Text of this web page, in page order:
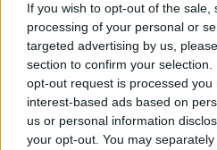
If you wish to opt-out of the
processing of your personal or
targeted advertising by us,
section to confirm your
opt-out request is processed you
interest-based ads based on
us or personal information
your opt-out. You may
entschieden niveauvoller
Es gibt mit Gewissheit
Beiden mal an die Kandarre...
28 November 2020
Bulettenwerfer,Turatso,jordywinchester